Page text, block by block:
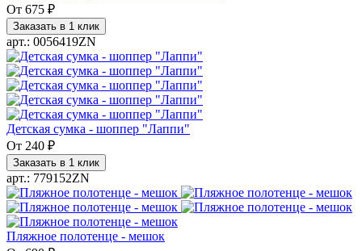
От 675 ₽
Заказать в 1 клик
арт.: 0056419ZN
Детская сумка - шоппер "Лаппи"
От 240 ₽
Заказать в 1 клик
арт.: 779152ZN
Пляжное полотенце - мешок